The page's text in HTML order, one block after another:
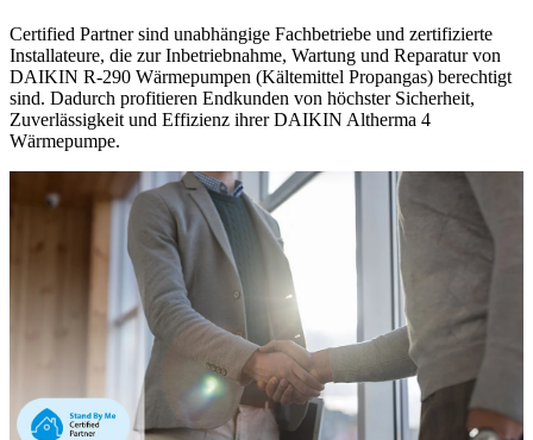
Certified Partner sind unabhängige Fachbetriebe und zertifizierte
Installateure, die zur Inbetriebnahme, Wartung und Reparatur von
DAIKIN R-290 Wärmepumpen (Kältemittel Propangas) berechtigt
sind. Dadurch profitieren Endkunden von höchster Sicherheit,
Zuverlässigkeit und Effizienz ihrer DAIKIN Altherma 4
Wärmepumpe.